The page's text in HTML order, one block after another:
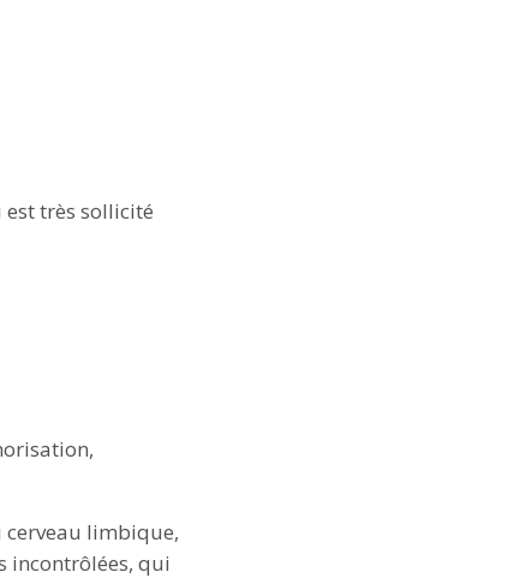
très sollicité
cerveau limbique,
incontrôlées, qui